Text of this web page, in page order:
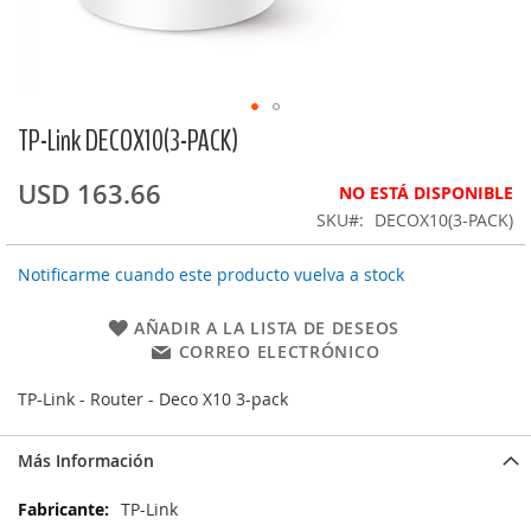
TP-Link DECOX10(3-PACK)
USD 163.66
NO ESTÁ DISPONIBLE
SKU
DECOX10(3-PACK)
Notificarme cuando este producto vuelva a stock
AÑADIR A LA LISTA DE DESEOS
CORREO ELECTRÓNICO
TP-Link - Router - Deco X10 3-pack
Saltar
comienzo
de
de
Más Información
Más
TP-Link